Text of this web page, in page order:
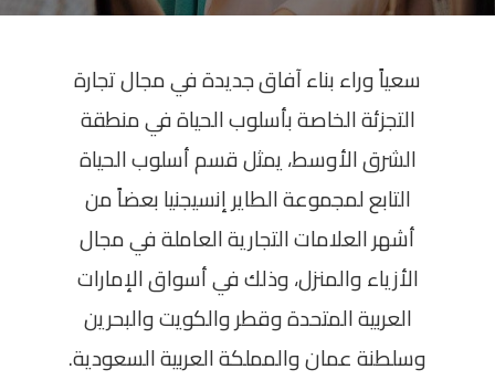
موقعنا
سعياً وراء بناء آفاق جديدة في مجال تجارة
التجزئة الخاصة بأسلوب الحياة في منطقة
الشرق الأوسط، يمثل قسم أسلوب الحياة
التابع لمجموعة الطاير إنسيجنيا بعضاً من
أشهر العلامات التجارية العاملة في مجال
الأزياء والمنزل، وذلك في أسواق الإمارات
العربية المتحدة وقطر والكويت والبحرين
وسلطنة عمان والمملكة العربية السعودية.